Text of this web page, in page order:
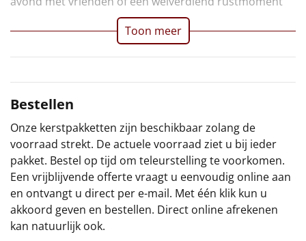
Sinterklaaspakketten
Relatiegeschenken
Cadeaubon
Per stuk
Alle overige
Toon meer
Bestellen
Onze kerstpakketten zijn beschikbaar zolang de
voorraad strekt. De actuele voorraad ziet u bij ieder
pakket. Bestel op tijd om teleurstelling te voorkomen.
Een vrijblijvende offerte vraagt u eenvoudig online aan
en ontvangt u direct per e-mail. Met één klik kun u
akkoord geven en bestellen. Direct online afrekenen
kan natuurlijk ook.